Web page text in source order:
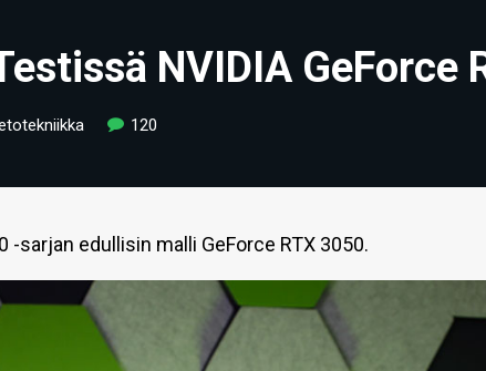
NVIDIA GeForce
120
-sarjan edullisin malli GeForce RTX 3050.